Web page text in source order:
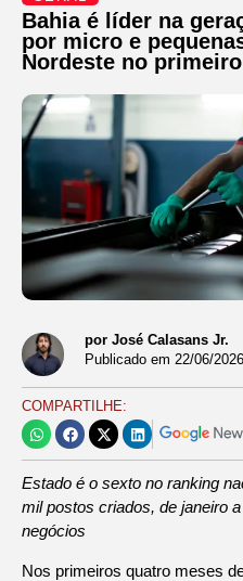
Bahia é líder na
por micro e
Nordeste no
por José Calasans Jr.
Publicado em 22/06/2026
COMPARTILHE:
Estado é o sexto no ranking
mil postos criados, de janeiro
negócios
Nos primeiros quatro meses